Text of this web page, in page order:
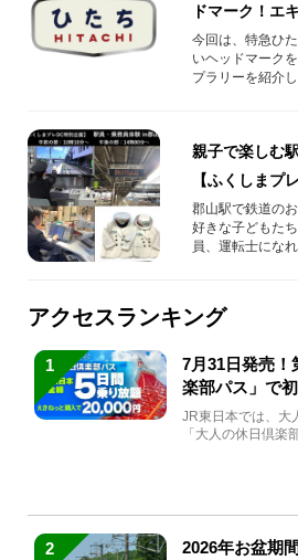
ドマーク！エ
開催します！
今回は、特急ひ
いヘッドマーク
プラリーを紹介し
親子で楽しむ
【ふくしまプ
郡山駅で鉄道の
好きな子どもた
員、運転士になれ
アクセスランキング
1
7月31日発売！
楽部パス」で
JR東日本では、大
「大人の休日倶楽
2
2026年お盆期